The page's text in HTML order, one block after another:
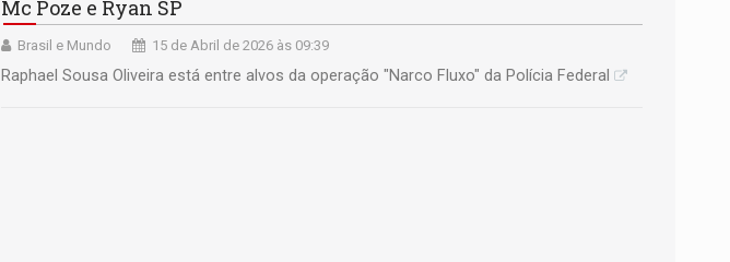
Mc Poze e Ryan SP
Brasil e Mundo 15 de Abril de 2026 às 09:39
Raphael Sousa Oliveira está entre alvos da operação "Narco Fluxo" da Polícia Federal